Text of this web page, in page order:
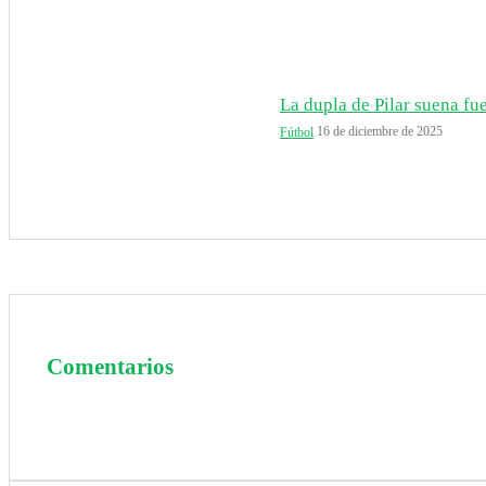
La dupla de Pilar suena
Fútbol 16 de diciembre de 2025
Comentarios